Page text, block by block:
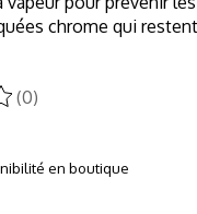
chrome qui
à
(0)
en boutique